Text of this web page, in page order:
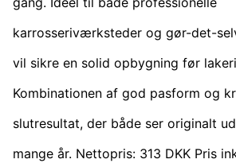
karrosseriværksteder og gør-det-
vil sikre en solid opbygning før
Kombinationen af god pasform og
slutresultat, der både ser originalt
mange år. Nettopris: 313 DKK Pris